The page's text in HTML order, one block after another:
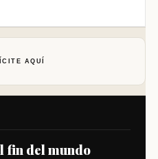
AQUÍ
fin del mundo